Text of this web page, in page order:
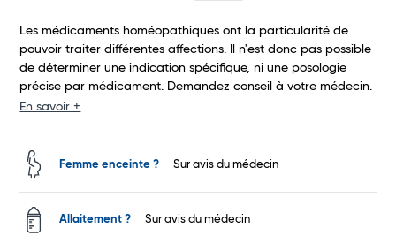
Total
Les médicaments homéopathiques ont la particularité de
pouvoir traiter différentes affections. Il n'est donc pas possible
de déterminer une indication spécifique, ni une posologie
précise par médicament. Demandez conseil à votre médecin.
En savoir +
Femme enceinte ? Sur avis du médecin
Allaitement ? Sur avis du médecin